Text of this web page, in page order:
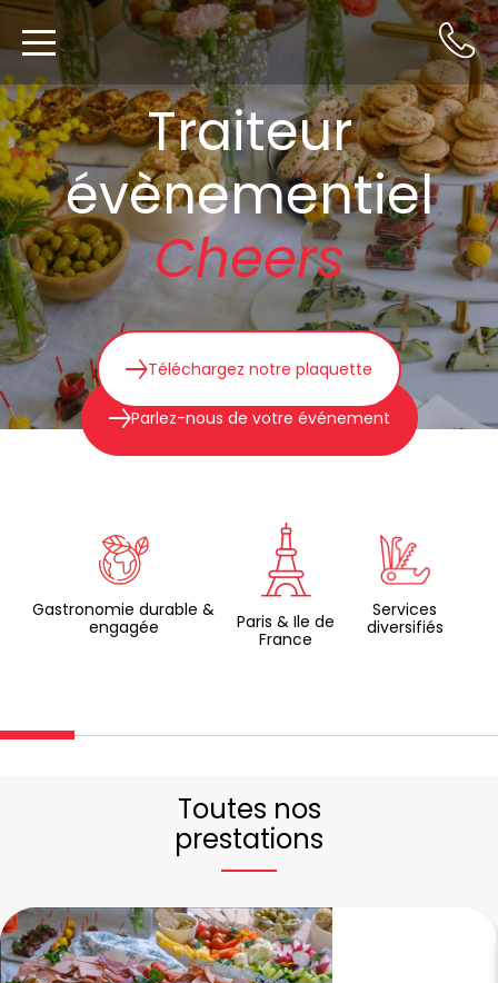
Traiteur
évènementiel
Cheers
Parlez-nous de votre événement
Téléchargez notre plaquette
Gastronomie durable &
engagée
Paris & Ile de
France
Services
diversifiés
Toutes nos
prestations